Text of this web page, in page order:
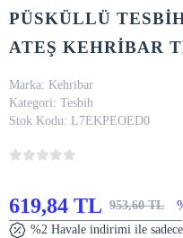
PÜSKÜLLÜ
ATEŞ KEHRİBAR
Marka: Kehribar
Kategori: Tesbih
Stok Kodu: L7EKPEOED0
619,84 TL 953,60 TL
%2 Havale indirimi ile sadece